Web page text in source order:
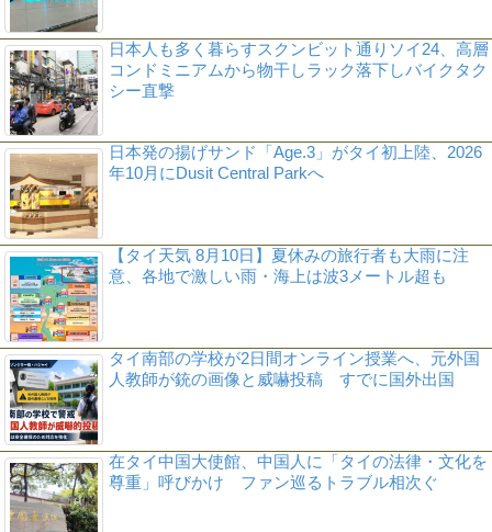
日本人も多く暮らすスクンビット通りソイ24、高層
コンドミニアムから物干しラック落下しバイクタク
シー直撃
日本発の揚げサンド「Age.3」がタイ初上陸、2026
年10月にDusit Central Parkへ
【タイ天気 8月10日】夏休みの旅行者も大雨に注
意、各地で激しい雨・海上は波3メートル超も
タイ南部の学校が2日間オンライン授業へ、元外国
人教師が銃の画像と威嚇投稿 すでに国外出国
在タイ中国大使館、中国人に「タイの法律・文化を
尊重」呼びかけ ファン巡るトラブル相次ぐ